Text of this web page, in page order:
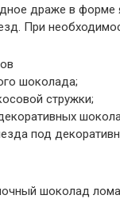
драже в форме
При
шоколада;
стружки;
под
шоколад